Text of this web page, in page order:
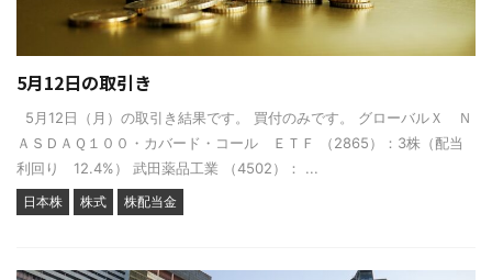
5月12日の取引き
5月12日（月）の取引き結果です。 買付のみです。 グローバルＸ Ｎ
ＡＳＤＡＱ１００・カバード・コール ＥＴＦ （2865）：3株（配当
利回り 12.4%） 武田薬品工業 （4502）： ...
日本株 株式 株配当金